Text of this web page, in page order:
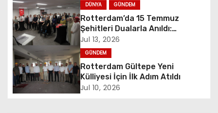
i
g
a
t
i
DÜNYA GÜNDEM
Rotterdam’da 15 Temmuz
Şehitleri Dualarla Anıldı:
“Demokrasiye Sahip Çıkmanın
Sembolü”
Jul 13, 2026
GÜNDEM
Rotterdam Gültepe Yeni
Külliyesi İçin İlk Adım Atıldı
Jul 10, 2026